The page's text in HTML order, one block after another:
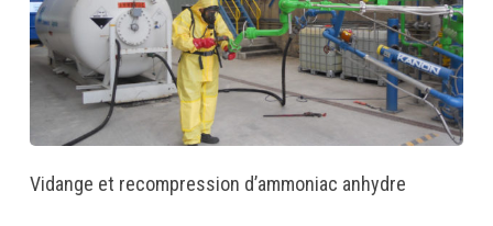
Vidange et recompression d’ammoniac anhydre